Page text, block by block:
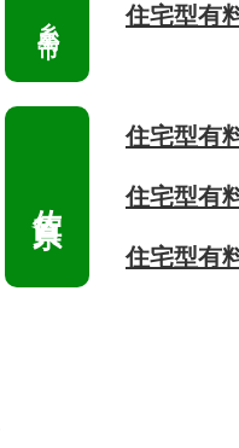
住宅型有
住宅型有
住宅型有
住宅型有